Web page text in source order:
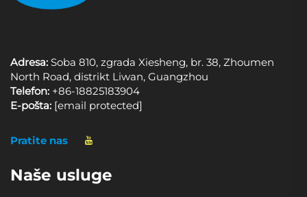
Adresa: Soba 810, zgrada Xiesheng, br. 38, Zhoumen
North Road, distrikt Liwan, Guangzhou
Telefon: +86-18825183904
E-pošta: [email protected]
Pratite nas
Naše usluge